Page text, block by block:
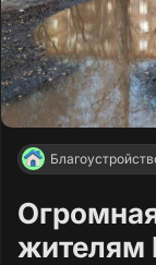
жителям